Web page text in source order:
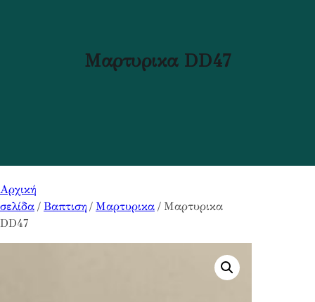
Μαρτυρικα DD47
Αρχική
σελίδα / Βαπτιση / Μαρτυρικα / Μαρτυρικα
DD47